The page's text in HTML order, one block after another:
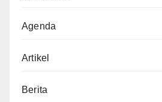
Agenda
Artikel
Berita